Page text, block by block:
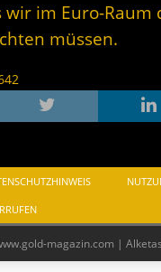
im Euro-Raum
müssen.
magazin.com |